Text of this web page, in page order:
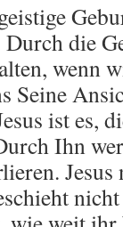
die
wenn
Seine
ist es,
Ihn